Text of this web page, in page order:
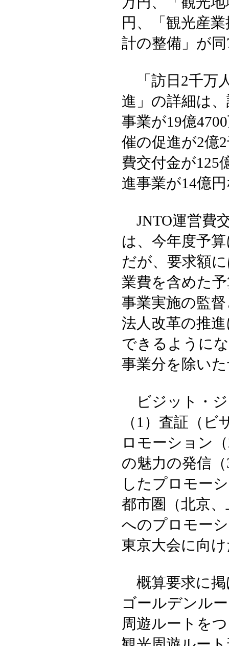
円、「観光産
計の整備」が
「訪日2千万
進」の詳細は
事業が19億
催の促進が2億
費交付金が125
進事業が14億
JNTO運営費
は、今年度予
だが、要求額
業費を含めた
事業実施の監
法人改革の推
できるように
事業分を除い
ビジット・ジ
（1）査証（
ロモーション
の魅力の発信
したプロモー
都市圏（北京
へのプロモー
東京大会に向
概算要求に掲
ゴールデンル
周遊ルートを